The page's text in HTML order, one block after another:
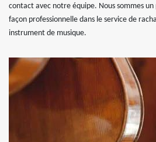
contact avec notre équipe. Nous sommes
façon professionnelle dans le service de
instrument de musique.